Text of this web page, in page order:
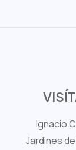
Ignacio
Jardines